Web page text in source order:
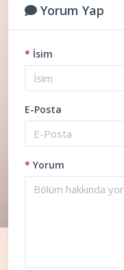
Yorum Yap
* İsim
E-Posta
* Yorum